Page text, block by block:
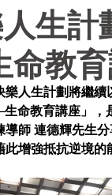
生計
命教育
樂人生計劃將繼
命教育講座」，
導師 連德輝先生
此增強抵抗逆境的